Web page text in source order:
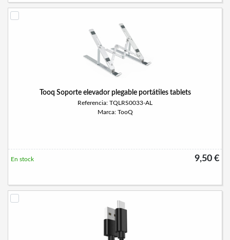
Tooq Soporte elevador plegable portátiles tablets
Referencia: TQLRS0033-AL
Marca: TooQ
9,50 €
En stock